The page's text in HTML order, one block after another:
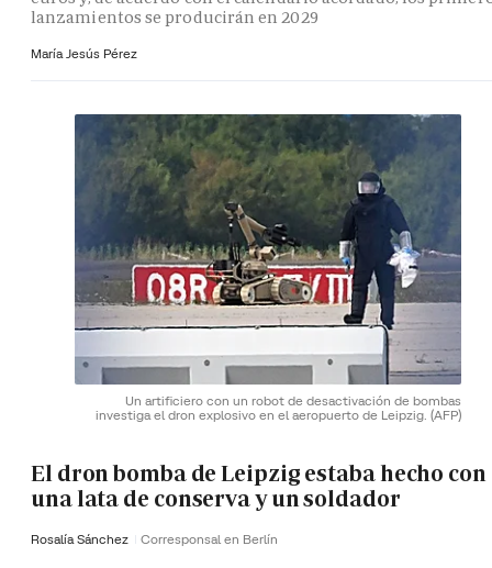
lanzamientos se producirán en 2029
María Jesús Pérez
Un artificiero con un robot de desactivación de bombas
investiga el dron explosivo en el aeropuerto de Leipzig. (AFP)
El dron bomba de Leipzig estaba hecho con
una lata de conserva y un soldador
Rosalía Sánchez Corresponsal en Berlín